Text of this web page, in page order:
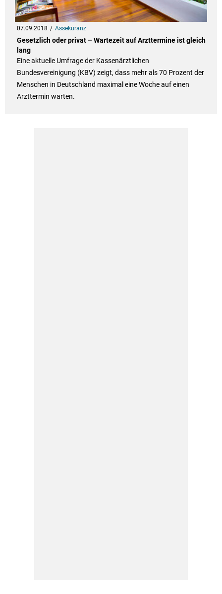
07.09.2018 Assekuranz
Gesetzlich oder privat – Wartezeit auf Arzttermine ist gleich
lang
Eine aktuelle Umfrage der Kassenärztlichen
Bundesvereinigung (KBV) zeigt, dass mehr als 70 Prozent der
Menschen in Deutschland maximal eine Woche auf einen
Arzttermin warten.